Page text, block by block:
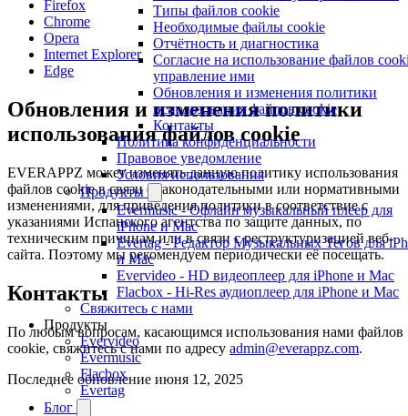
Типы файлов cookie
Необходимые файлы cookie
Отчётность и диагностика
Согласие на использование файлов
управление ими
Обновления и изменения политики
использования файлов cookie
Контакты
Политика конфиденциальности
Правовое уведомление
Условия использования
Продукты
Evermusic - Офлайн музыкальный плеер для
iPhone и Mac
Evertag - Редактор Музыкальных Тегов для
и Mac
Evervideo - HD видеоплеер для iPhone и Mac
Flacbox - Hi-Res аудиоплеер для iPhone и Mac
Свяжитесь с нами
Продукты
Evervideo
Evermusic
Flacbox
Evertag
Блог
Firefox
Chrome
Opera
Internet Explorer
Edge
Обновления и изменения политики
использования файлов cookie
EVERAPPZ может изменять данную политику использования
файлов cookie в связи с законодательными или нормативными
изменениями, для приведения политики в соответствие с
указаниями Испанского агентства по защите данных, по
техническим причинам или в связи с реструктуризацией веб-
сайта. Поэтому мы рекомендуем периодически её посещать.
Контакты
По любым вопросам, касающимся использования нами файлов
cookie, свяжитесь с нами по адресу admin@everappz.com.
Последнее обновление июня 12, 2025